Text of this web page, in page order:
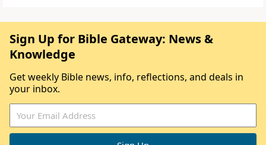
Sign Up for Bible Gateway: News &
Knowledge
Get weekly Bible news, info, reflections, and deals in
your inbox.